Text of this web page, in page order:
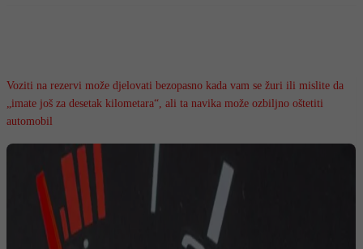
Voziti na rezervi može djelovati bezopasno kada vam se žuri ili mislite da
„imate još za desetak kilometara“, ali ta navika može ozbiljno oštetiti
automobil